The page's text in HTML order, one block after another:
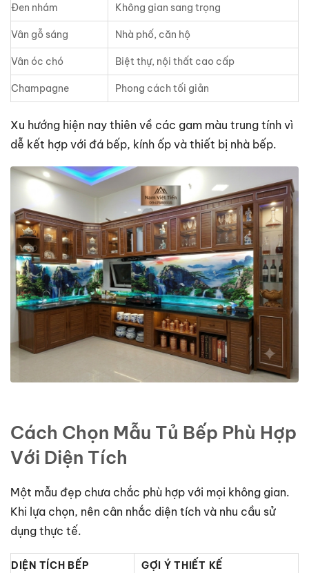
Đen nhám Không gian sang trọng
Vân gỗ sáng Nhà phố, căn hộ
Vân óc chó Biệt thự, nội thất cao cấp
Champagne Phong cách tối giản
Xu hướng hiện nay thiên về các gam màu trung tính vì
dễ kết hợp với đá bếp, kính ốp và thiết bị nhà bếp.
Cách Chọn Mẫu Tủ Bếp Phù Hợp
Với Diện Tích
Một mẫu đẹp chưa chắc phù hợp với mọi không gian.
Khi lựa chọn, nên cân nhắc diện tích và nhu cầu sử
dụng thực tế.
DIỆN TÍCH BẾP GỢI Ý THIẾT KẾ